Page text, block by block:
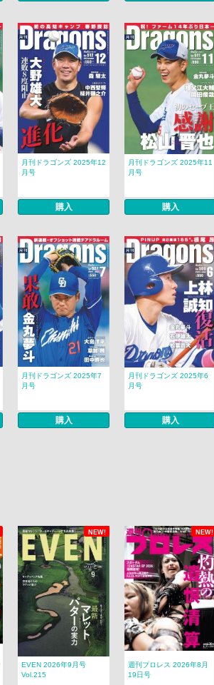
月刊ドラゴンズ 2025年12
月号
購入
月刊ドラゴンズ 2025年11
月号
購入
月刊ドラゴンズ 2025年7
月号
購入
月刊ドラゴンズ 2025年6
月号
購入
NEW! NEW!
EVEN 2026年9月号
Vol.215
週刊プロレス 2026年8月
19日号